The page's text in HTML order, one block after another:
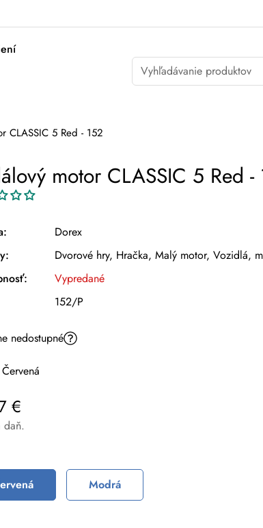
Vyhľadávanie produktov
CLASSIC 5 Red - 152
motor CLASSIC 5 Red -
Dorex
Dvorové hry, Hračka, Malý motor, Vozidlá,
Vypredané
152/P
nedostupné
Červená
€
daň.
Modrá